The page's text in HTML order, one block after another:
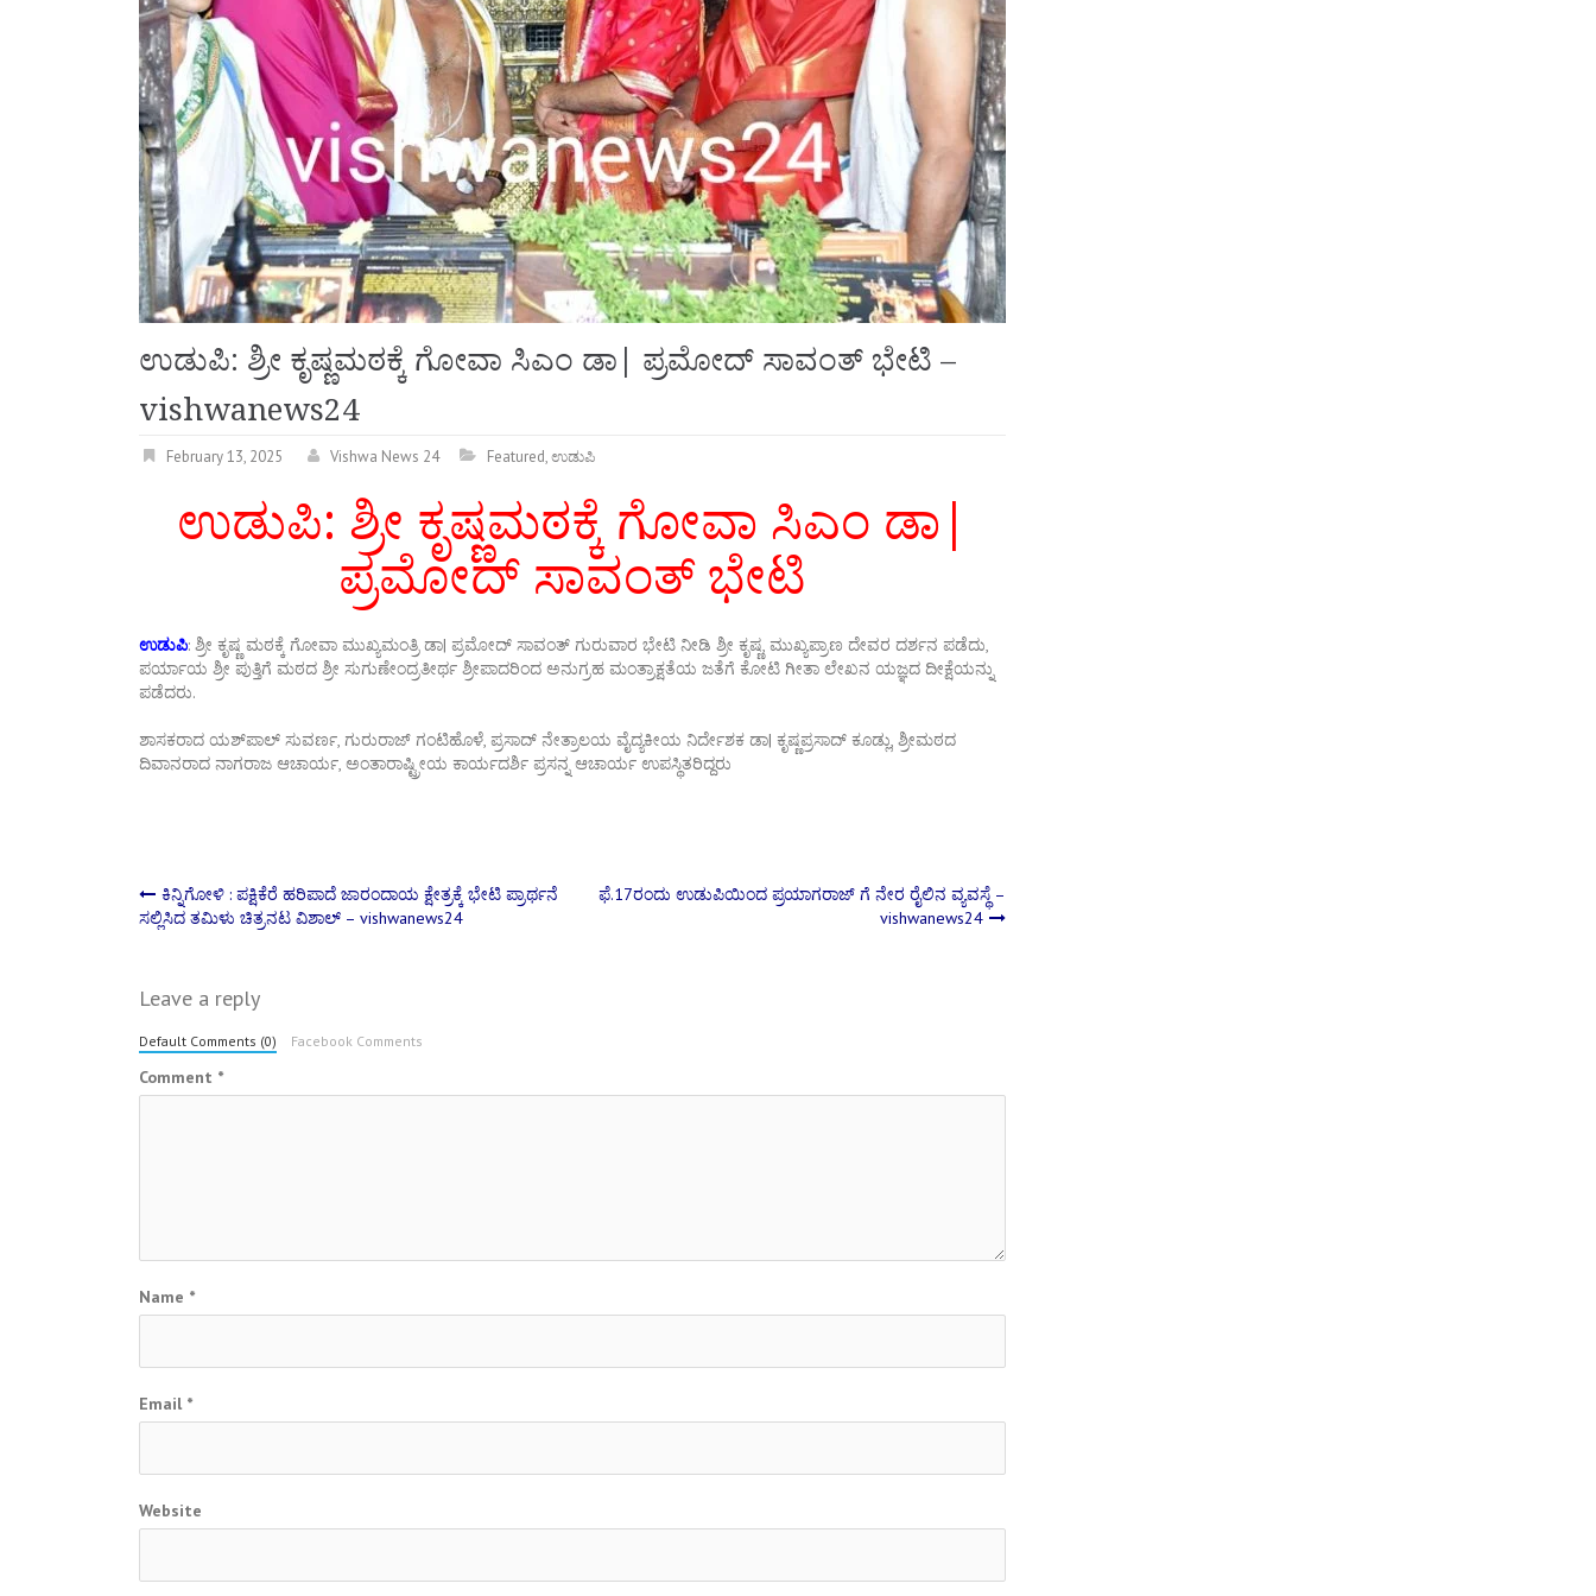
ಉಡುಪಿ: ಶ್ರೀ ಕೃಷ್ಣಮಠಕ್ಕೆ ಗೋವಾ ಸಿಎಂ ಡಾ| ಪ್ರಮೋದ್‌ ಸಾವಂತ್‌ ಭೇಟಿ –
vishwanews24
February 13, 2025 Vishwa News 24 Featured,ಉಡುಪಿ
ಉಡುಪಿ: ಶ್ರೀ ಕೃಷ್ಣಮಠಕ್ಕೆ ಗೋವಾ ಸಿಎಂ ಡಾ|
ಪ್ರಮೋದ್‌ ಸಾವಂತ್‌ ಭೇಟಿ
ಉಡುಪಿ: ಶ್ರೀ ಕೃಷ್ಣ ಮಠಕ್ಕೆ ಗೋವಾ ಮುಖ್ಯಮಂತ್ರಿ ಡಾ| ಪ್ರಮೋದ್‌ ಸಾವಂತ್‌ ಗುರುವಾರ ಭೇಟಿ ನೀಡಿ ಶ್ರೀ ಕೃಷ್ಣ, ಮುಖ್ಯಪ್ರಾಣ ದೇವರ ದರ್ಶನ ಪಡೆದು,
ಪರ್ಯಾಯ ಶ್ರೀ ಪುತ್ತಿಗೆ ಮಠದ ಶ್ರೀ ಸುಗುಣೇಂದ್ರತೀರ್ಥ ಶ್ರೀಪಾದರಿಂದ ಅನುಗ್ರಹ ಮಂತ್ರಾಕ್ಷತೆಯ ಜತೆಗೆ ಕೋಟಿ ಗೀತಾ ಲೇಖನ ಯಜ್ಞದ ದೀಕ್ಷೆಯನ್ನು
ಪಡೆದರು.
ಶಾಸಕರಾದ ಯಶ್‌ಪಾಲ್‌ ಸುವರ್ಣ, ಗುರುರಾಜ್‌ ಗಂಟಿಹೊಳೆ, ಪ್ರಸಾದ್‌ ನೇತ್ರಾಲಯ ವೈದ್ಯಕೀಯ ನಿರ್ದೇಶಕ ಡಾ| ಕೃಷ್ಣಪ್ರಸಾದ್‌ ಕೂಡ್ಲು, ಶ್ರೀಮಠದ
ದಿವಾನರಾದ ನಾಗರಾಜ ಆಚಾರ್ಯ, ಅಂತಾರಾಷ್ಟ್ರೀಯ ಕಾರ್ಯದರ್ಶಿ ಪ್ರಸನ್ನ ಆಚಾರ್ಯ ಉಪಸ್ಥಿತರಿದ್ದರು
Post
ಕಿನ್ನಿಗೋಳಿ : ಪಕ್ಷಿಕೆರೆ ಹರಿಪಾದೆ ಜಾರಂದಾಯ ಕ್ಷೇತ್ರಕ್ಕೆ ಭೇಟಿ ಪ್ರಾರ್ಥನೆ
ಸಲ್ಲಿಸಿದ ತಮಿಳು ಚಿತ್ರನಟ ವಿಶಾಲ್‌ – vishwanews24
ಫೆ.17ರಂದು ಉಡುಪಿಯಿಂದ ಪ್ರಯಾಗರಾಜ್‌ ಗೆ ನೇರ ರೈಲಿನ ವ್ಯವಸ್ಥೆ –
vishwanews24
Leave a reply
Default Comments (0) Facebook Comments
Comment *
Name *
Email *
Website